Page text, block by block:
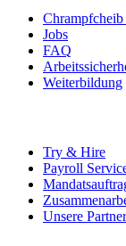
Chrampfcheib
Jobs
FAQ
Weiterbildung
Try & Hire
Payroll
Unsere Partner